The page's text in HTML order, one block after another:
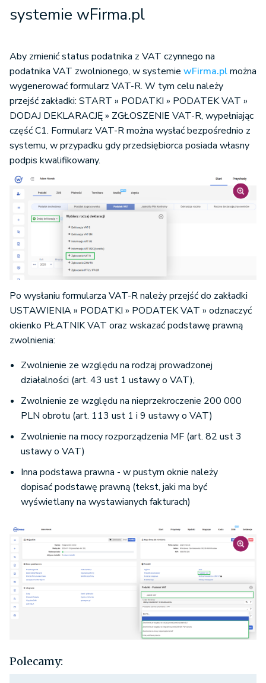
systemie wFirma.pl
Aby zmienić status podatnika z VAT czynnego na
podatnika VAT zwolnionego, w systemie wFirma.plmożna
wygenerować formularz VAT-R. W tym celu należy
przejść zakładki: START » PODATKI » PODATEK VAT »
DODAJ DEKLARACJĘ » ZGŁOSZENIE VAT-R, wypełniając
część C1. Formularz VAT-R można wysłać bezpośrednio z
systemu, w przypadku gdy przedsiębiorca posiada własny
podpis kwalifikowany.
Po wysłaniu formularza VAT-R należy przejść do zakładki
USTAWIENIA » PODATKI » PODATEK VAT » odznaczyć
okienko PŁATNIK VAT oraz wskazać podstawę prawną
zwolnienia:
Zwolnienie ze względu na rodzaj prowadzonej
działalności (art. 43 ust 1 ustawy o VAT),
Zwolnienie ze względu na nieprzekroczenie 200 000
PLN obrotu (art. 113 ust 1 i 9 ustawy o VAT)
Zwolnienie na mocy rozporządzenia MF (art. 82 ust 3
ustawy o VAT)
Inna podstawa prawna - w pustym oknie należy
dopisać podstawę prawną (tekst, jaki ma być
wyświetlany na wystawianych fakturach)
Polecamy: